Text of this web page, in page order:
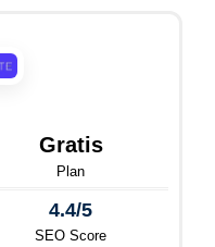
Gratis
Plan
4.4/5
SEO Score